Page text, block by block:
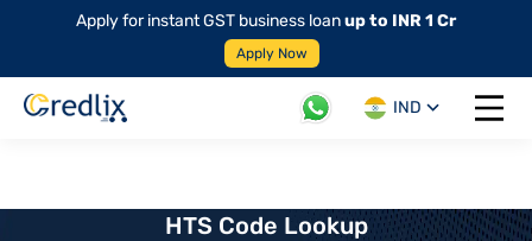
Apply for instant GST business loanup to INR 1 Cr
Apply Now
IND
Open
HTS Code Lookup